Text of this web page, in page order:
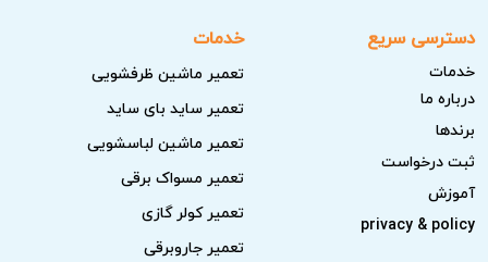
دسترسی سریع
خدمات
درباره ما
برندها
ثبت درخواست
آموزش
privacy & policy
خدمات
تعمیر ماشین ظرفشویی
تعمیر ساید بای ساید
تعمیر ماشین لباسشویی
تعمیر مسواک برقی
تعمیر کولر گازی
تعمیر جاروبرقی